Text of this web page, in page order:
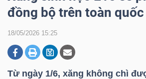
đồng bộ trên toàn
18/05/2026 15:25
Từ ngày 1/6, xăng không chì
CHỨNG
DOANH